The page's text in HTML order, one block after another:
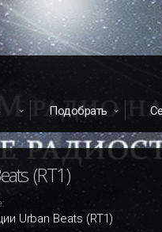
Подобрать
(RT1)
Urban Beats (RT1)